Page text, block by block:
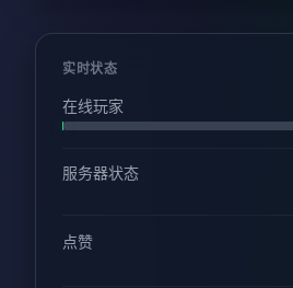
实时状态
在线玩家
服务器状态
点赞